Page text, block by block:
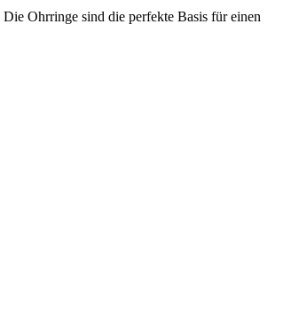
Ohrringe sind die perfekte Basis für einen